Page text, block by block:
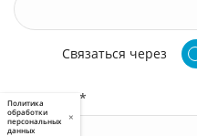
Связаться через
Почта *
Политика
обработки
персональных
данных
×